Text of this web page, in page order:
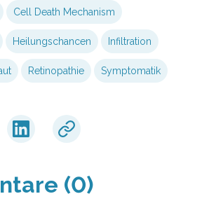
Cell Death Mechanism
Heilungschancen Infiltration
Retinopathie Symptomatik
(0)